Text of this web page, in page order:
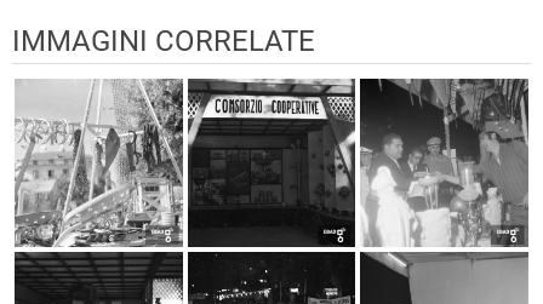
IMMAGINI CORRELATE